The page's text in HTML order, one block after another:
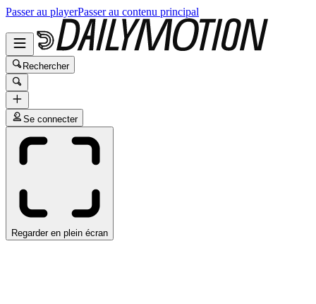
Passer au playerPasser au contenu principal
Rechercher
Se connecter
Regarder en plein écran